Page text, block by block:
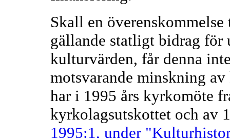
Skall en
gällande statligt bidrag
kulturvärden, får denna
motsvarande minskning
har i 1995 års kyrkomöte
kyrkolagsutskottet och av
1995:1, under